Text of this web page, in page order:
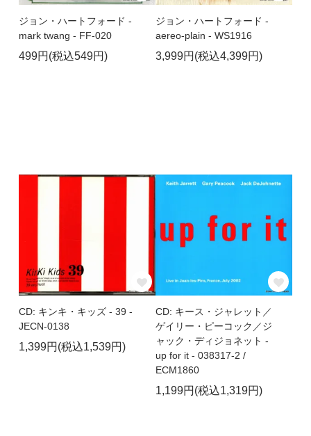
ジョン・ハートフォード -
mark twang - FF-020
499円(税込549円)
ジョン・ハートフォード -
aereo-plain - WS1916
3,999円(税込4,399円)
CD: キンキ・キッズ - 39 -
JECN-0138
1,399円(税込1,539円)
CD: キース・ジャレット／
ゲイリー・ピーコック／ジ
ャック・ディジョネット -
up for it - 038317-2 /
ECM1860
1,199円(税込1,319円)